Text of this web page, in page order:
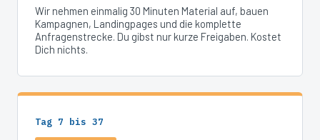
Wir nehmen einmalig 30 Minuten Material auf, bauen
Kampagnen, Landingpages und die komplette
Anfragenstrecke. Du gibst nur kurze Freigaben. Kostet
Dich nichts.
Tag 7 bis 37